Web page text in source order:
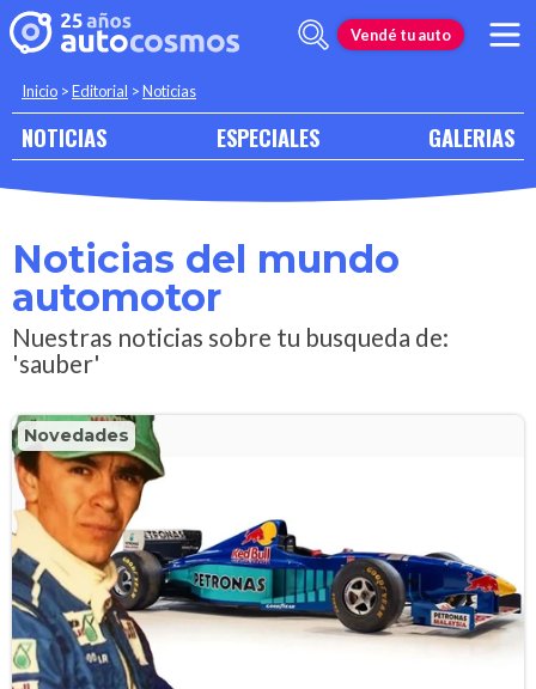
Vendé tu auto
Inicio >Editorial >Noticias
NOTICIAS ESPECIALES GALERIAS
Noticias del mundo
automotor
Nuestras noticias sobre tu busqueda de:
'sauber'
Novedades